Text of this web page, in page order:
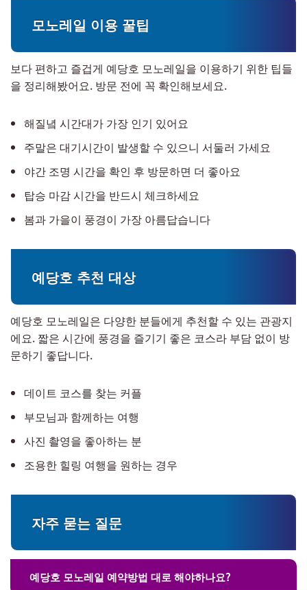
모노레일 이용 꿀팁
보다 편하고 즐겁게 예당호 모노레일을 이용하기 위한 팁들
을 정리해봤어요. 방문 전에 꼭 확인해보세요.
해질녘 시간대가 가장 인기 있어요
주말은 대기시간이 발생할 수 있으니 서둘러 가세요
야간 조명 시간을 확인 후 방문하면 더 좋아요
탑승 마감 시간을 반드시 체크하세요
봄과 가을이 풍경이 가장 아름답습니다
예당호 추천 대상
예당호 모노레일은 다양한 분들에게 추천할 수 있는 관광지
에요. 짧은 시간에 풍경을 즐기기 좋은 코스라 부담 없이 방
문하기 좋답니다.
데이트 코스를 찾는 커플
부모님과 함께하는 여행
사진 촬영을 좋아하는 분
조용한 힐링 여행을 원하는 경우
자주 묻는 질문
예당호 모노레일 예약방법 대로 해야하나요?